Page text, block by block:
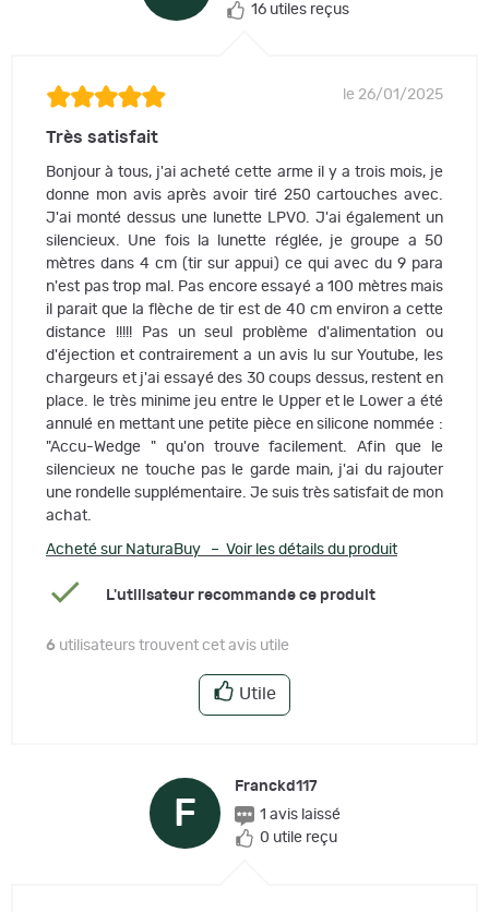
16 utiles reçus
le 26/01/2025
Très satisfait
Bonjour à tous, j'ai acheté cette arme il y a trois mois, je
donne mon avis après avoir tiré 250 cartouches avec.
J'ai monté dessus une lunette LPVO. J'ai également un
silencieux. Une fois la lunette réglée, je groupe a 50
mètres dans 4 cm (tir sur appui) ce qui avec du 9 para
n'est pas trop mal. Pas encore essayé a 100 mètres mais
il parait que la flèche de tir est de 40 cm environ a cette
distance !!!!! Pas un seul problème d'alimentation ou
d'éjection et contrairement a un avis lu sur Youtube, les
chargeurs et j'ai essayé des 30 coups dessus, restent en
place. le très minime jeu entre le Upper et le Lower a été
annulé en mettant une petite pièce en silicone nommée :
"Accu-Wedge " qu'on trouve facilement. Afin que le
silencieux ne touche pas le garde main, j'ai du rajouter
une rondelle supplémentaire. Je suis très satisfait de mon
achat.
Acheté sur NaturaBuy – Voir les détails du produit
L'utilisateur recommande ce produit
6 utilisateurs trouvent cet avis utile
Utile
F
Franckd117
1 avis laissé
0 utile reçu